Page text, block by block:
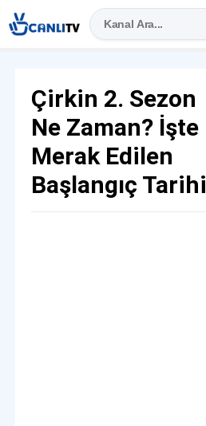
Çirkin 2. Sezon
Ne Zaman? İşte
Merak Edilen
Başlangıç Tarihi